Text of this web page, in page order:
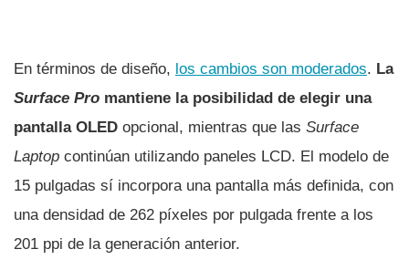
En términos de diseño, los cambios son moderados. La
Surface Pro mantiene la posibilidad de elegir una
pantalla OLED opcional, mientras que las Surface
Laptop continúan utilizando paneles LCD. El modelo de
15 pulgadas sí incorpora una pantalla más definida, con
una densidad de 262 píxeles por pulgada frente a los
201 ppi de la generación anterior.